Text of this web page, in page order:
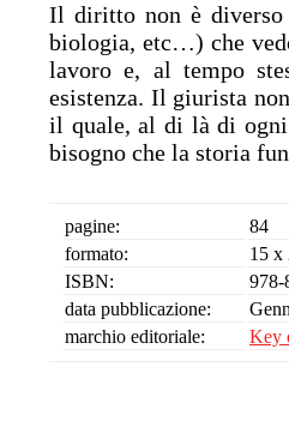
Il diritto non è diverso
biologia, etc…) che
lavoro e, al tempo
esistenza. Il giurista
il quale, al di là di ogni
bisogno che la storia
pagine:
84
formato:
15 x
ISBN:
978-
data pubblicazione:
marchio editoriale:
Key